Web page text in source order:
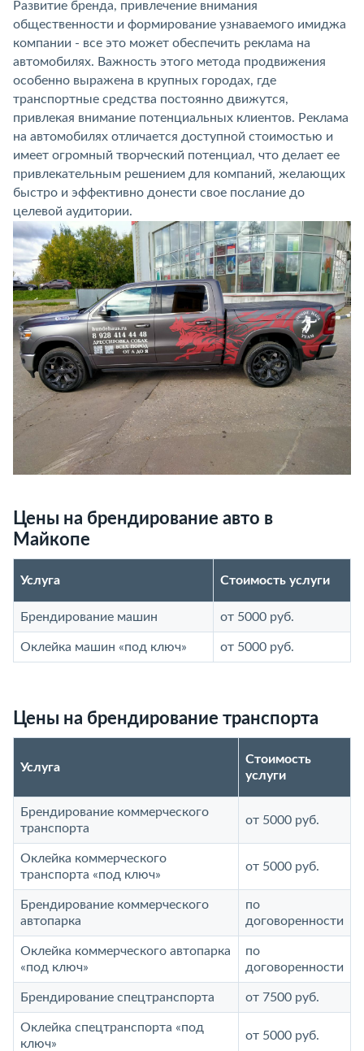
Развитие бренда, привлечение внимания
общественности и формирование узнаваемого имиджа
компании - все это может обеспечить реклама на
автомобилях. Важность этого метода продвижения
особенно выражена в крупных городах, где
транспортные средства постоянно движутся,
привлекая внимание потенциальных клиентов. Реклама
на автомобилях отличается доступной стоимостью и
имеет огромный творческий потенциал, что делает ее
привлекательным решением для компаний, желающих
быстро и эффективно донести свое послание до
целевой аудитории.
Цены на брендирование авто в
Майкопе
Услуга Стоимость услуги
Брендирование машин от 5000 руб.
Оклейка машин «под ключ» от 5000 руб.
Цены на брендирование транспорта
Услуга
Стоимость
услуги
Брендирование коммерческого
транспорта
от 5000 руб.
Оклейка коммерческого
транспорта «под ключ»
от 5000 руб.
Брендирование коммерческого
автопарка
по
договоренности
Оклейка коммерческого автопарка
«под ключ»
по
договоренности
Брендирование спецтранспорта от 7500 руб.
Оклейка спецтранспорта «под
ключ»
от 5000 руб.